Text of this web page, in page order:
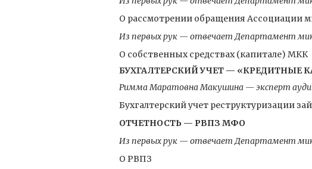
О рассмотрении обращения Ассоциации
Из первых рук — отвечает Департамент
О собственных средствах (капитале) МКК
БУХГАЛТЕРСКИЙ УЧЕТ — «КРЕДИТНЫЕ
Римма Маратовна Макушина — эксперт
Бухгалтерский учет реструктуризации
ОТЧЕТНОСТЬ — РВПЗ МФО
Из первых рук — отвечает Департамент
О РВПЗ